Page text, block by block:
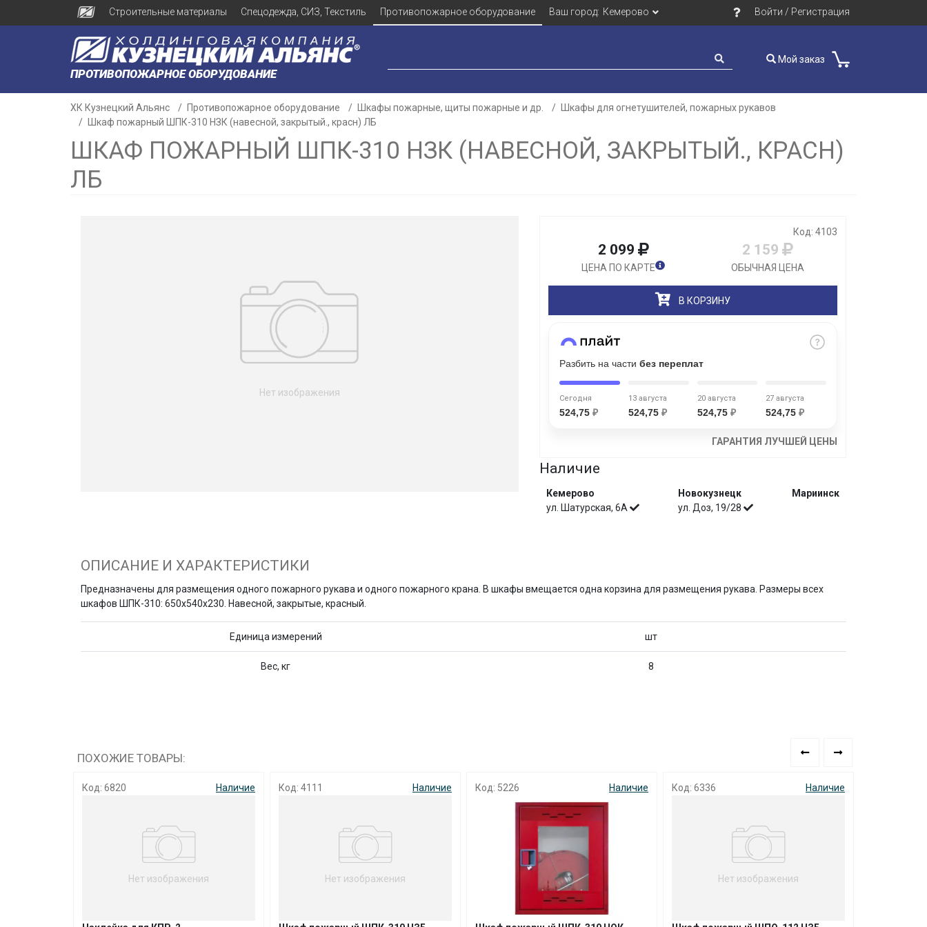
Строительные материалы Спецодежда, СИЗ, Текстиль Противопожарное оборудование Ваш город: Кемерово Войти / Регистрация
ПРОТИВОПОЖАРНОЕ ОБОРУДОВАНИЕ
Мой заказ
ХК Кузнецкий Альянс Противопожарное оборудование Шкафы пожарные, щиты пожарные и др.
Шкафы для огнетушителей, пожарных рукавов
Шкаф пожарный ШПК-310 НЗК (навесной, закрытый., красн) ЛБ
ШКАФ ПОЖАРНЫЙ ШПК-310 НЗК (НАВЕСНОЙ, ЗАКРЫТЫЙ., КРАСН)
ЛБ
Нет изображения
Код: 4103
2 099
ЦЕНА ПО КАРТЕ
2 159
ОБЫЧНАЯ ЦЕНА
В КОРЗИНУ
Разбить на части без переплат
Сегодня
524,75 ₽
13 августа
524,75 ₽
20 августа
524,75 ₽
27 августа
524,75₽
ГАРАНТИЯ ЛУЧШЕЙ ЦЕНЫ
Наличие
Кемерово
ул. Шатурская, 6А
Новокузнецк
ул. Доз, 19/28
Мариинск
ОПИСАНИЕ И ХАРАКТЕРИСТИКИ
Предназначены для размещения одного пожарного рукава и одного пожарного крана. В шкафы вмещается одна корзина для размещения рукава. Размеры всех
шкафов ШПК-310: 650х540х230. Навесной, закрытые, красный.
Единица измерений шт
Вес, кг 8
ПОХОЖИЕ ТОВАРЫ:
Код: 6820 Наличие
Нет изображения
Код: 4111 Наличие
Нет изображения
Код: 5226 Наличие Код: 6336 Наличие
Нет изображения
График платежей
Сегодня
25%
Остались вопросы?